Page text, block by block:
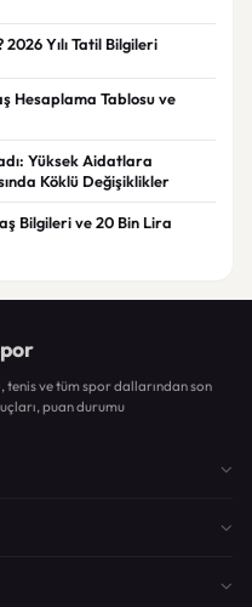
Yılı Tatil Bilgileri
Hesaplama Tablosu ve
Yüksek Aidatlara
Köklü Değişiklikler
Bilgileri ve 20 Bin Lira
ve tüm spor dallarından son
puan durumu